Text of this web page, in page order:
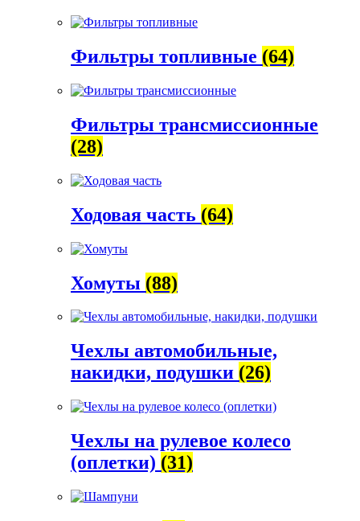
Фильтры топливные (64)
Фильтры трансмиссионные
(28)
Ходовая часть (64)
Хомуты (88)
Чехлы автомобильные,
накидки, подушки (26)
Чехлы на рулевое колесо
(оплетки) (31)